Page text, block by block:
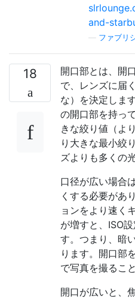
and-
ファブリ
18
開口部とは、開
で、レンズに届
な）を決定しま
の開口部を持っ
きな絞り値（よ
り大きな最小絞
ズよりも多くの
口径が広い場合
くする必要があ
ョンをより速く
が増すと、ISO
す。つまり、暗
ります。開口部
で写真を撮るこ
開口が広いと、